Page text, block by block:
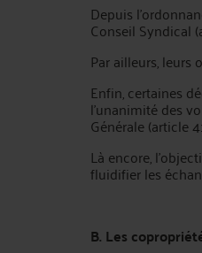
Depuis
Conseil Syndical
Par ailleurs,
Enfin, certaines
l’unanimité des
Générale (article
Là encore,
fluidifier les
B. Les